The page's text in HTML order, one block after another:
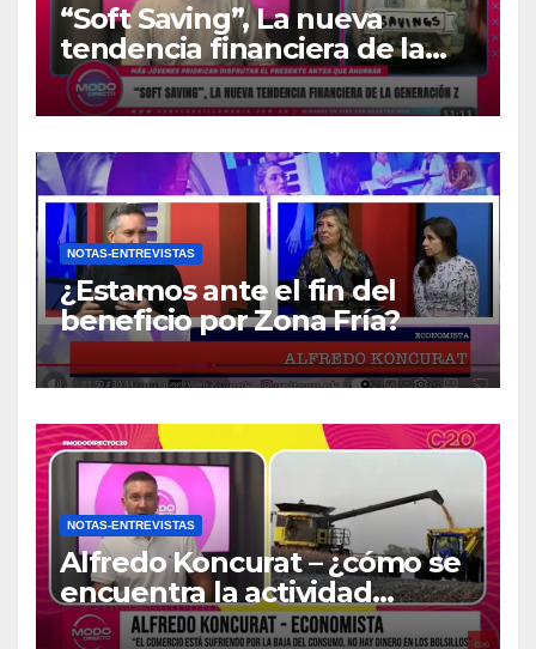
“Soft Saving”, La nueva
tendencia financiera de la
generación Z
NOTAS-ENTREVISTAS
¿Estamos ante el fin del
beneficio por Zona Fría?
NOTAS-ENTREVISTAS
Alfredo Koncurat – ¿cómo se
encuentra la actividad
económica del país?